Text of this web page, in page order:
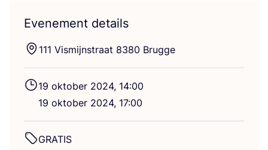
Evenement details
111 Vis­mijn­straat 8380 Brugge
19 okto­ber 2024, 14:00
19 okto­ber 2024, 17:00
GRA­TIS